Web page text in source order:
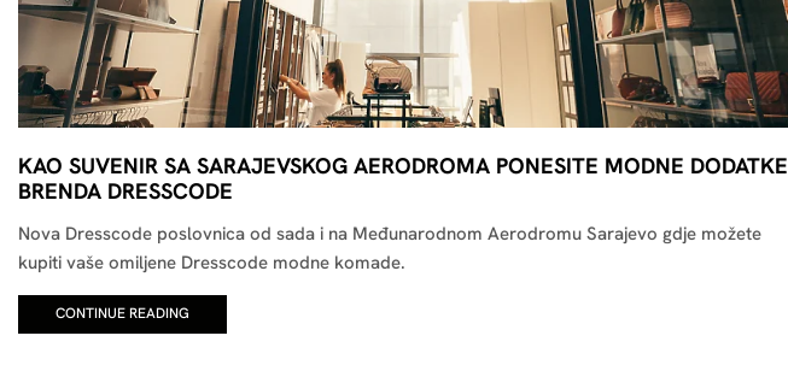
KAO SUVENIR SA SARAJEVSKOG AERODROMA PONESITE MODNE DODATKE
BRENDA DRESSCODE
Nova Dresscode poslovnica od sada i na Međunarodnom Aerodromu Sarajevo gdje možete
kupiti vaše omiljene Dresscode modne komade.
CONTINUE READING